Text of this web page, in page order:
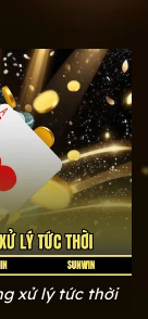
xử lý tức thời